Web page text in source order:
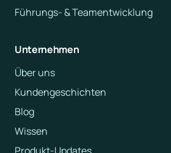
Führungs- & Teamentwicklung
Unternehmen
Über uns
Kundengeschichten
Blog
Wissen
Produkt-Updates